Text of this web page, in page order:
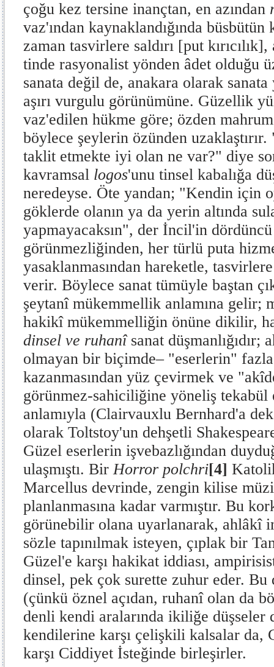
çoğu kez tersine inançtan, en azından
vaz'ından kaynaklandığında
zaman tasvirlere saldırı [put
tinde rasyonalist yönden âdet olduğu
sana­ta değil de, anakara olarak
aşırı vurgulu görünümüne. Güzellik
vaz'edilen hükme göre; özden
böylece şeylerin özünden
taklit etmekte iyi olan ne var?" diye
kavramsal logos'unu tinsel kabalığa
neredeyse. Öte yandan; "Ken­din için
göklerde olanın ya da yerin altında
yapmayacaksın", der İncil'in
görünmezliğinden, her türlü puta
yasaklanmasından hareketle, tasvirlere
verir. Böylece sanat tümüyle baştan
şeytanî mükemmellik anlamına gelir;
hakikî mükemmelliğin önüne dikilir,
dinsel ve ruhanîsanat düşmanlığıdır;
olmayan bir biçimde– "eserlerin"
kazanmasından yüz çevirmek ve
görünmez-sahiciliğine yöneliş tekabül
anlamıyla (Clairvauxlu Bernhard'a
olarak Toltstoy'un dehşetli
Güzel eserlerin işvebazlığından
ulaşmıştı. BirHorror polchri[4]
Marcellus devrinde, zengin kilise
planlanmasına kadar varmıştır. Bu
görünebilir olana uyarlanarak, ahlâkî
sözle tapınılmak isteyen, çıplak bir
Güzel'e karşı hakikat iddiası,
dinsel, pek çok surette zuhur eder.
(çünkü öznel açıdan, ruhanî olan da
denli kendi aralarında ikiliğe düşseler
kendilerine karşı çelişkili kalsalar da,
karşı Ciddiyet İsteğinde birleşirler.